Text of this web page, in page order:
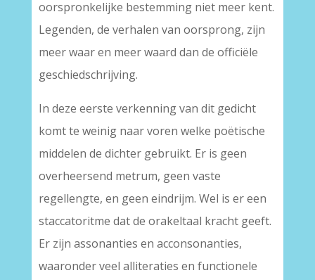
oorspronkelijke bestemming niet meer kent.
Legenden, de verhalen van oorsprong, zijn
meer waar en meer waard dan de officiële
geschiedschrijving.
In deze eerste verkenning van dit gedicht
komt te weinig naar voren welke poëtische
middelen de dichter gebruikt. Er is geen
overheersend metrum, geen vaste
regellengte, en geen eindrijm. Wel is er een
staccatoritme dat de orakeltaal kracht geeft.
Er zijn assonanties en acconsonanties,
waaronder veel alliteraties en functionele